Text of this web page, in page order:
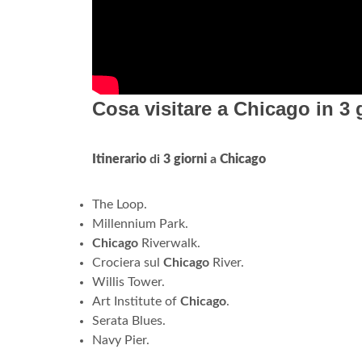
Cosa visitare a Chicago in 3
Itinerario di 3 giorni a Chicago
The Loop.
Millennium Park.
Chicago Riverwalk.
Crociera sul Chicago River.
Willis Tower.
Art Institute of Chicago.
Serata Blues.
Navy Pier.